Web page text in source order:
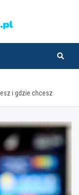
i gdzie chcesz